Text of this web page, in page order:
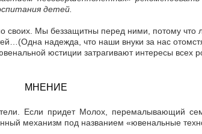
детей.
своих. Мы беззащитны перед ними, потому
надежда, что наши внуки за нас
юстиции затрагивают интересы всех
МНЕНИЕ
Если придет Молох, перемалывающий
механизм под названием «ювенальные